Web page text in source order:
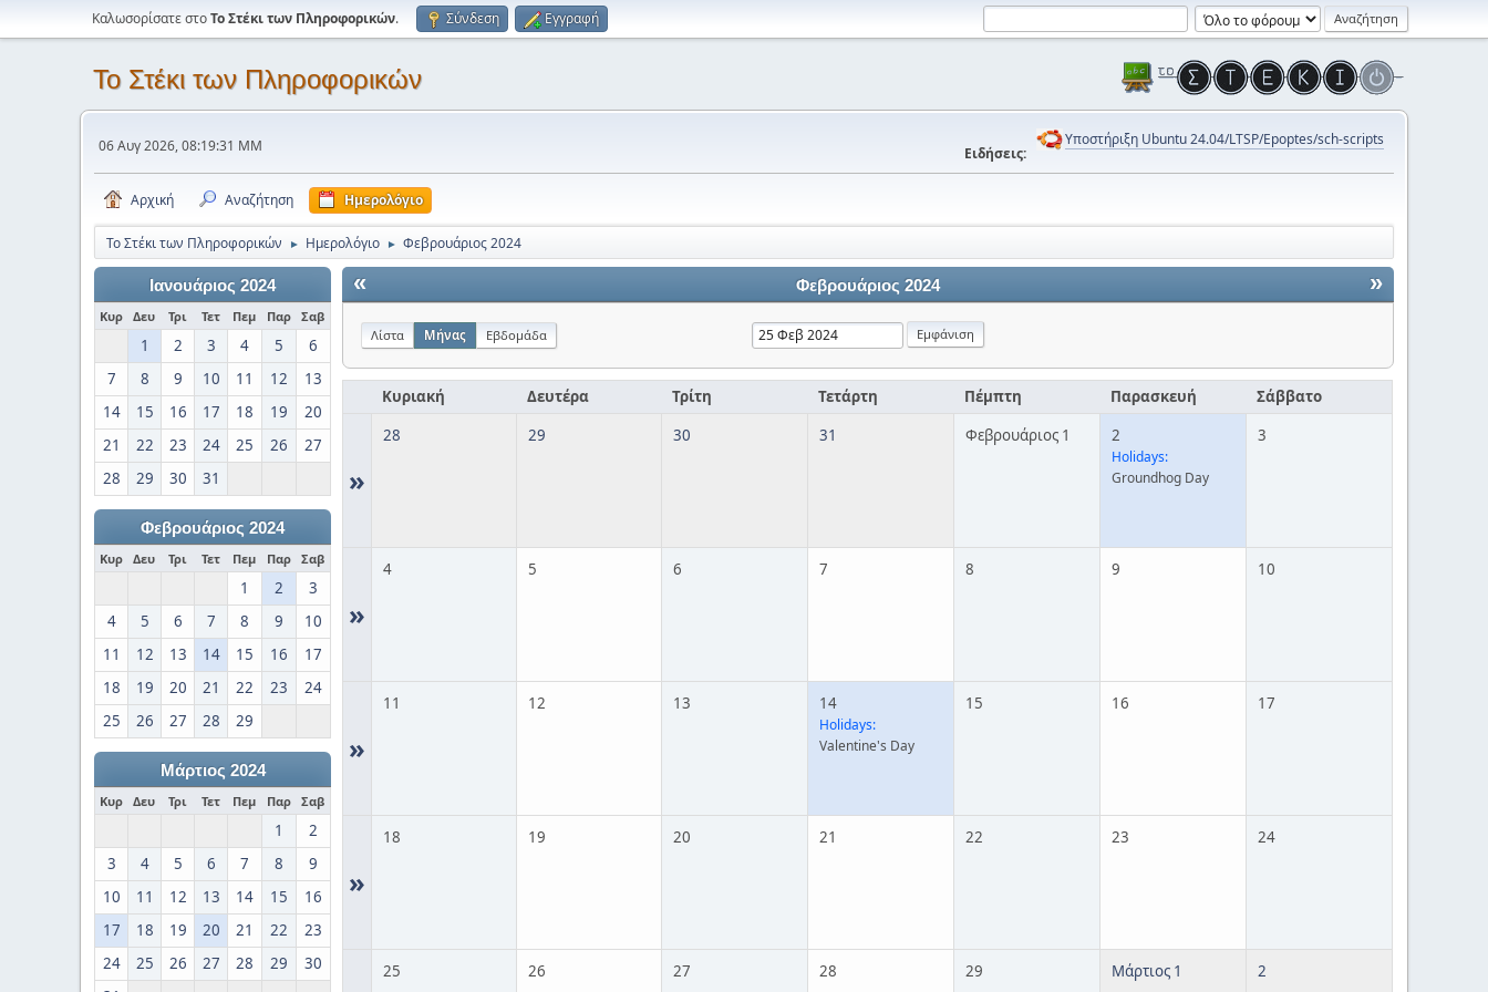
Καλωσορίσατε στοΤο Στέκι των Πληροφορικών. Σύνδεση Εγγραφή
Το Στέκι των Πληροφορικών
06 Αυγ 2026, 08:19:31 ΜΜ Ειδήσεις:
Υποστήριξη Ubuntu 24.04/LTSP/Epoptes/sch-scripts
Αρχική Αναζήτηση Ημερολόγιο
Το Στέκι των Πληροφορικών ► Ημερολόγιο ► Φεβρουάριος 2024
Ιανουάριος 2024
Κυρ Δευ Τρι Τετ Πεμ Παρ Σαβ
1 2 3 4 5
6
7
8 9 10 11 12
13
14
15 16 17 18 19
20
21
22 23 24 25 26
27
28
29 30 31
Φεβρουάριος 2024
Κυρ Δευ Τρι Τετ Πεμ Παρ Σαβ
1 2
3
4
5 6 7 8 9
10
11
12 13 14 15 16
17
18
19 20 21 22 23
24
25
26 27 28 29
Μάρτιος 2024
Κυρ Δευ Τρι Τετ Πεμ Παρ Σαβ
1
2
3
4 5 6 7 8
9
10
11 12 13 14 15
16
17
18 19 20 21 22
23
24
25 26 27 28 29
30
« »
Φεβρουάριος 2024
Λίστα Μήνας Εβδομάδα
Κυριακή Δευτέρα Τρίτη Τετάρτη Πέμπτη Παρασκευή Σάββατο
»
28 29 30 31 Φεβρουάριος 1 2
Holidays:
Groundhog Day
3
»
4 5 6 7 8 9 10
»
11 12 13 14
Holidays:
Valentine's Day
15 16 17
»
18 19 20 21 22 23 24
25 26 27 28 29 Μάρτιος 1 2